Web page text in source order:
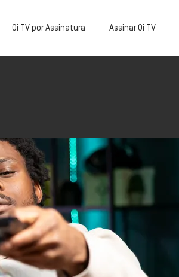
Oi TV por Assinatura Assinar Oi TV